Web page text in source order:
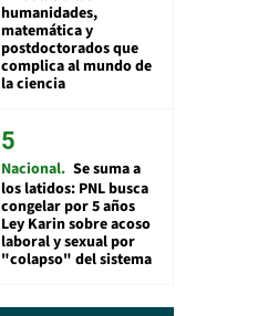
humanidades,
matemática y
postdoctorados que
complica al mundo de
la ciencia
Nacional Se suma a
los latidos: PNL busca
congelar por 5 años
Ley Karin sobre acoso
laboral y sexual por
"colapso" del sistema